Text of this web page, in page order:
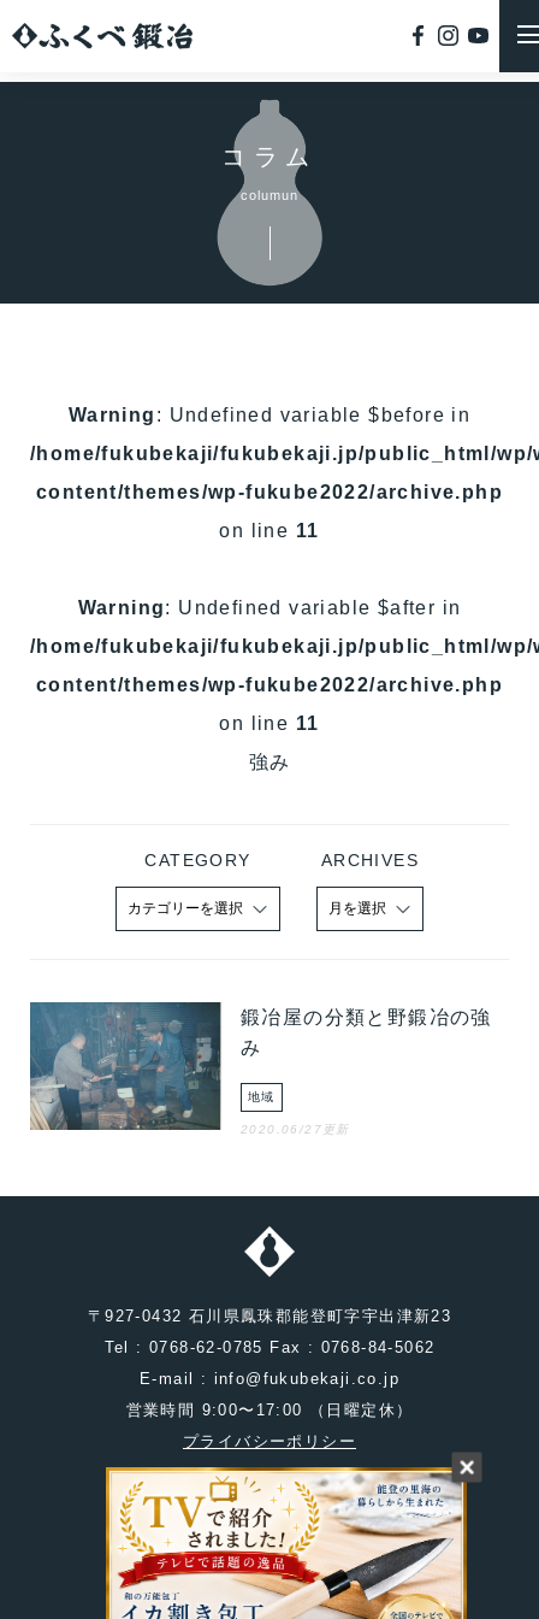
コラム
columun
Warning : Undefined variable $before in
/home/fukubekaji/fukubekaji.jp/public_html/wp/
content/themes/wp-fukube2022/archive.php
on line 11
Warning: Undefined variable $after in
/home/fukubekaji/fukubekaji.jp/public_html/wp/
content/themes/wp-fukube2022/archive.php
on line 11
強み
CATEGORY ARCHIVES
鍛冶屋の分類と野鍛冶の強
み
地域
2020.06/27更新
〒927-0432 石川県鳳珠郡能登町字宇出津新23
Tel : 0768-62-0785 Fax : 0768-84-5062
E-mail : info@fukubekaji.co.jp
営業時間 9:00〜17:00 （日曜定休）
プライバシーポリシー
© FUKUBEKAJI. All rights reserved.